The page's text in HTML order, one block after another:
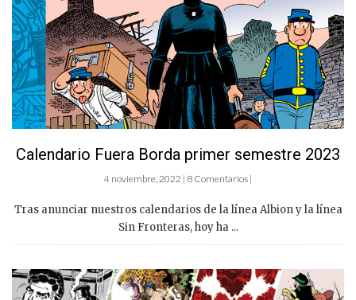
Calendario Fuera Borda primer semestre 2023
4 noviembre, 2022 | 8 Comentarios |
Tras anunciar nuestros calendarios de la línea Albion y la línea
Sin Fronteras, hoy ha ...